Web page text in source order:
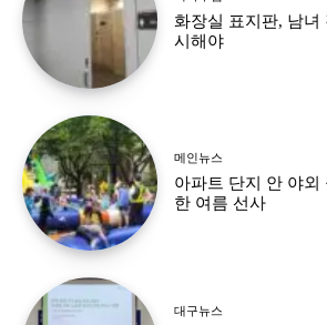
화장실 표지판, 남녀
시해야
메인뉴스
아파트 단지 안 야외
한 여름 선사
대구뉴스